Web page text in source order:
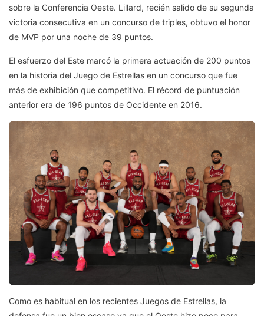
sobre la Conferencia Oeste. Lillard, recién salido de su segunda
victoria consecutiva en un concurso de triples, obtuvo el honor
de MVP por una noche de 39 puntos.
El esfuerzo del Este marcó la primera actuación de 200 puntos
en la historia del Juego de Estrellas en un concurso que fue
más de exhibición que competitivo. El récord de puntuación
anterior era de 196 puntos de Occidente en 2016.
Como es habitual en los recientes Juegos de Estrellas, la